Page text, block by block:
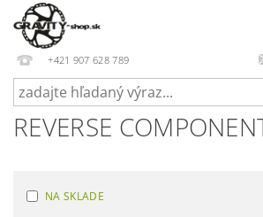
+421 907 628 789
REVERSE
NA SKLADE